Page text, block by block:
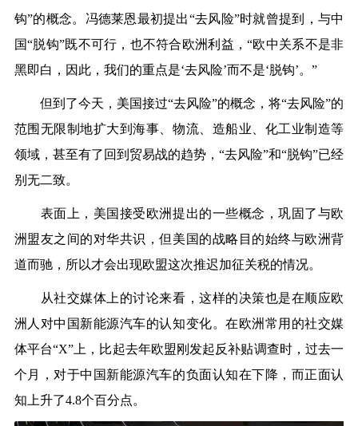
钩”的概念。冯德莱恩最初提出“去风险”时就曾提到，与中
国“脱钩”既不可行，也不符合欧洲利益，“欧中关系不是非
黑即白，因此，我们的重点是‘去风险’而不是‘脱钩’。”
但到了今天，美国接过“去风险”的概念，将“去风险”的
范围无限制地扩大到海事、物流、造船业、化工业制造等
领域，甚至有了回到贸易战的趋势，“去风险”和“脱钩”已经
别无二致。
表面上，美国接受欧洲提出的一些概念，巩固了与欧
洲盟友之间的对华共识，但美国的战略目的始终与欧洲背
道而驰，所以才会出现欧盟这次推迟加征关税的情况。
从社交媒体上的讨论来看，这样的决策也是在顺应欧
洲人对中国新能源汽车的认知变化。在欧洲常用的社交媒
体平台“X”上，比起去年欧盟刚发起反补贴调查时，过去一
个月，对于中国新能源汽车的负面认知在下降，而正面认
知上升了4.8个百分点。